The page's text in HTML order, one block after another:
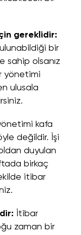
gereklidir:
bir
sahip olsanız
yönetimi
ulusala
kafa
değildir. İşi
duyulan
birkaç
itibar
İtibar
zaman bir